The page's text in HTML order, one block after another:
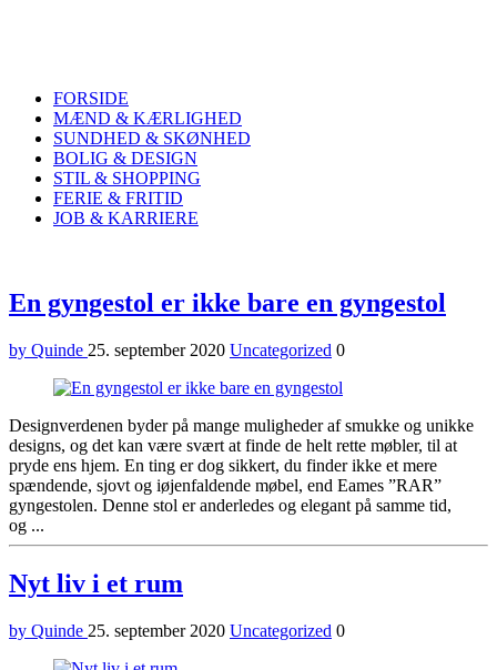
SearchFORSIDE
MÆND & KÆRLIGHED
SUNDHED & SKØNHED
BOLIG & DESIGN
STIL & SHOPPING
FERIE & FRITID
JOB & KARRIERE
En gyngestol er ikke bare en gyngestol
by Quinde 25. september 2020 Uncategorized 0
Designverdenen byder på mange muligheder af smukke og unikke
designs, og det kan være svært at finde de helt rette møbler, til at
pryde ens hjem. En ting er dog sikkert, du finder ikke et mere
spændende, sjovt og iøjenfaldende møbel, end Eames ”RAR”
gyngestolen. Denne stol er anderledes og elegant på samme tid,
og ...
Nyt liv i et rum
by Quinde 25. september 2020 Uncategorized 0